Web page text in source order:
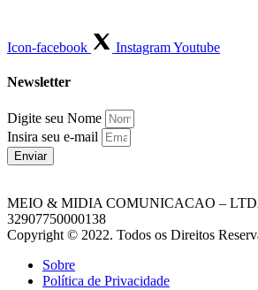
Icon-facebook InstagramYoutube
Newsletter
Digite seu Nome
Insira seu e-mail
Enviar
MEIO & MIDIA COMUNICACAO –
32907750000138
Copyright © 2022. Todos os Direitos
Sobre
Política de Privacidade